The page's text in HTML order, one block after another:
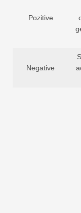
Pozitive
Negative